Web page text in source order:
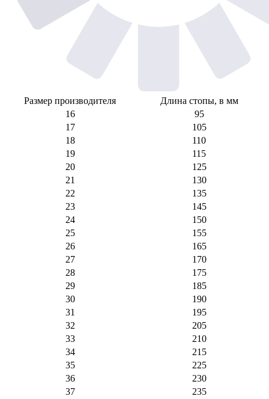
Размер производителя
Длина стопы, в мм
16
95
17
105
18
110
19
115
20
125
21
130
22
135
23
145
24
150
25
155
26
165
27
170
28
175
29
185
30
190
31
195
32
205
33
210
34
215
35
225
36
230
37
235